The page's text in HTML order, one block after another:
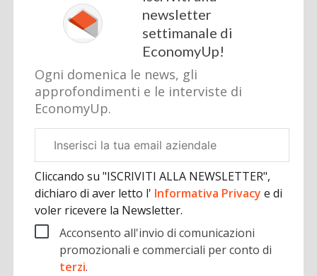
newsletter
settimanale di
EconomyUp!
Ogni domenica le news, gli
approfondimenti e le interviste di
EconomyUp.
aziendale
Cliccando su "ISCRIVITI ALLA NEWSLETTER",
dichiaro di aver letto l' Informativa Privacye di
voler ricevere la Newsletter.
Acconsento all'invio di comunicazioni
promozionali e commerciali per conto di
terzi.